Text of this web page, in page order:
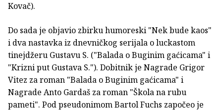
Kovač).
Do sada je objavio zbirku humoreski "Nek bude kaos"
i dva nastavka iz dnevničkog serijala o luckastom
tinejdžeru Gustavu S. ("Balada o Buginim gaćicama" i
"Krizni put Gustava S."). Dobitnik je Nagrade Grigor
Vitez za roman "Balada o Buginim gaćicama" i
Nagrade Anto Gardaš za roman "Škola na rubu
pameti". Pod pseudonimom Bartol Fuchs započeo je